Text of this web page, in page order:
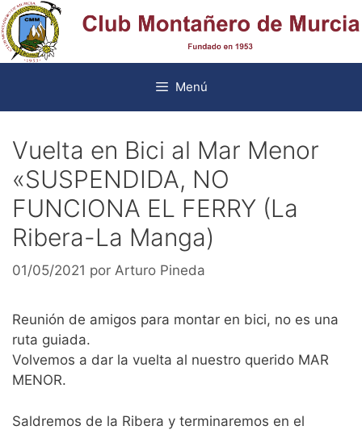
Saltar
al
contenido
Menú
Vuelta en Bici al Mar Menor
«SUSPENDIDA, NO
FUNCIONA EL FERRY (La
Ribera-La Manga)
01/05/2021 por Arturo Pineda
Reunión de amigos para montar en bici, no es una
ruta guiada.
Volvemos a dar la vuelta al nuestro querido MAR
MENOR.
Saldremos de la Ribera y terminaremos en el